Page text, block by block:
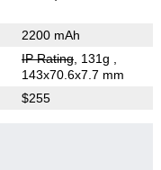
2200 mAh
IP Rating, 131g
143x70.6x7.7 mm
$255